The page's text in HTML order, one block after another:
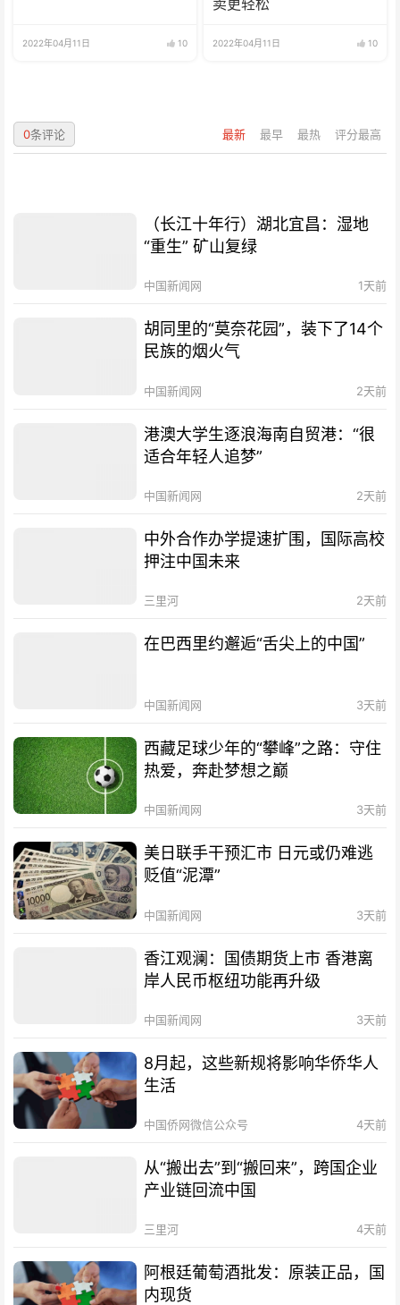
2022年04月11日 10
卖更轻松
2022年04月11日 10
最新 最早 最热 评分最高
0条评论
（长江十年行）湖北宜昌：湿地
“重生” 矿山复绿
中国新闻网 1天前
胡同里的“莫奈花园”，装下了14个
民族的烟火气
中国新闻网 2天前
港澳大学生逐浪海南自贸港：“很
适合年轻人追梦”
中国新闻网 2天前
中外合作办学提速扩围，国际高校
押注中国未来
三里河 2天前
在巴西里约邂逅“舌尖上的中国”
中国新闻网 3天前
西藏足球少年的“攀峰”之路：守住
热爱，奔赴梦想之巅
中国新闻网 3天前
美日联手干预汇市 日元或仍难逃
贬值“泥潭”
中国新闻网 3天前
香江观澜：国债期货上市 香港离
岸人民币枢纽功能再升级
中国新闻网 3天前
8月起，这些新规将影响华侨华人
生活
中国侨网微信公众号 4天前
从“搬出去”到“搬回来”，跨国企业
产业链回流中国
三里河 4天前
阿根廷葡萄酒批发：原装正品，国
内现货